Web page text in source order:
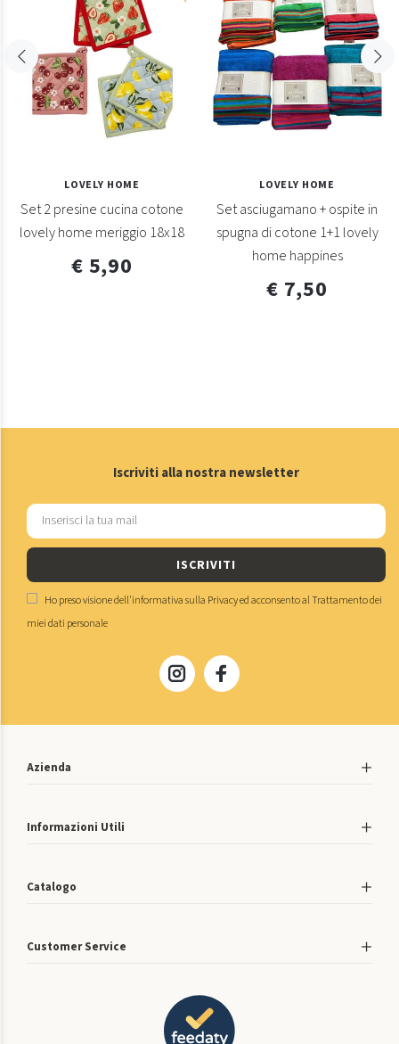
LOVELY HOME
Set 2 presine cucina cotone
lovely home meriggio 18x18
€ 5,90
LOVELY HOME
Set asciugamano + ospite in
spugna di cotone 1+1 lovely
home happines
€ 7,50
Iscriviti alla nostra newsletter
ISCRIVITI
Ho preso visione dell'informativa sulla Privacyed acconsento alTrattamento dei
miei dati personale
Azienda
Informazioni Utili
Catalogo
Customer Service